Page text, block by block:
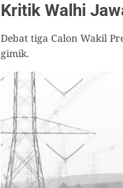
Kritik Walhi
Debat tiga Calon Wakil
gimik.